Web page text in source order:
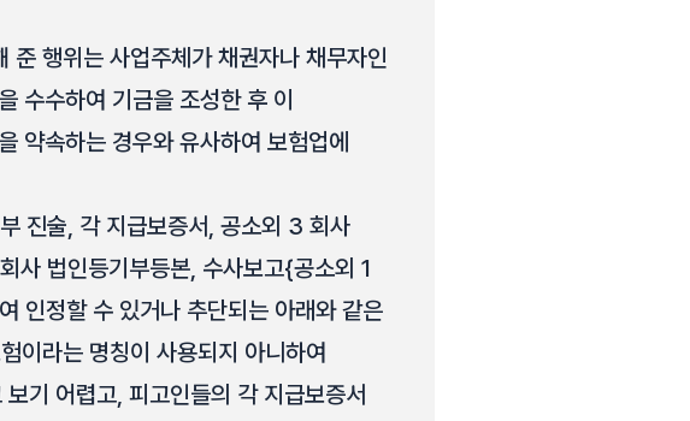
준 행위는 사업주체가 채권자나 채무자인
수수하여 기금을 조성한 후 이
약속하는 경우와 유사하여 보험업에
진술, 각 지급보증서, 공소외 3 회사
사 법인등기부등본, 수사보고{공소외 1
인정할 수 있거나 추단되는 아래와 같은
이라는 명칭이 사용되지 아니하여
기 어렵고, 피고인들의 각 지급보증서